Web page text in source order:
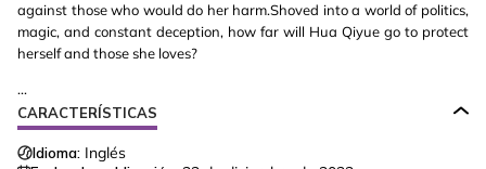
against those who would do her harm.Shoved into a world of politics,
magic, and constant deception, how far will Hua Qiyue go to protect
herself and those she loves?
...
CARACTERÍSTICAS
Idioma: Inglés